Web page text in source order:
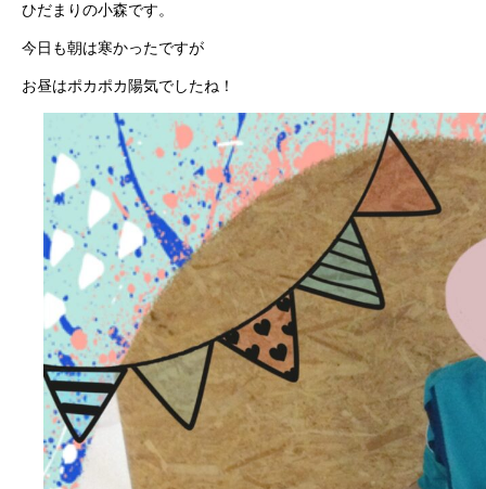
ひだまりの小森です。
今日も朝は寒かったですが
お昼はポカポカ陽気でしたね！